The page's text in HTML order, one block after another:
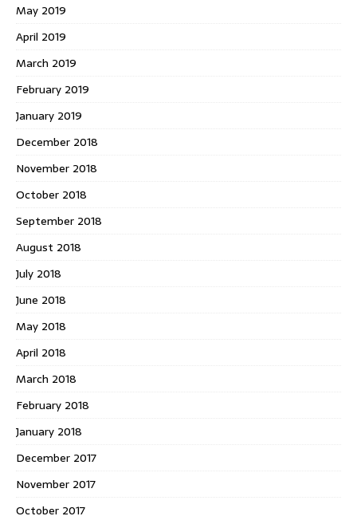
May 2019
April 2019
March 2019
February 2019
January 2019
December 2018
November 2018
October 2018
September 2018
August 2018
July 2018
June 2018
May 2018
April 2018
March 2018
February 2018
January 2018
December 2017
November 2017
October 2017